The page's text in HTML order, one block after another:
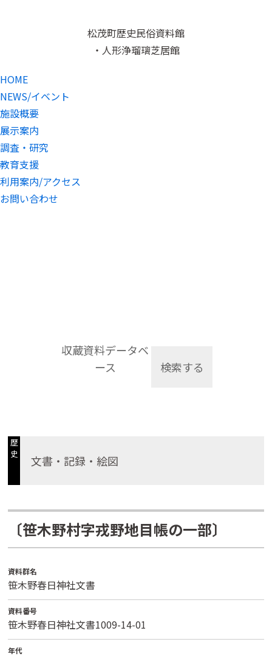
松茂町歴史民俗資料館
・人形浄瑠璃芝居館
HOME
NEWS/イベント
施設概要
展示案内
調査・研究
教育支援
利用案内/アクセス
お問い合わせ
収蔵資料データベ
ース
検索する
歴
史
文書・記録・絵図
〔笹木野村字戎野地目帳の一部〕
資料群名
笹木野春日神社文書
資料番号
笹木野春日神社文書1009-14-01
年代